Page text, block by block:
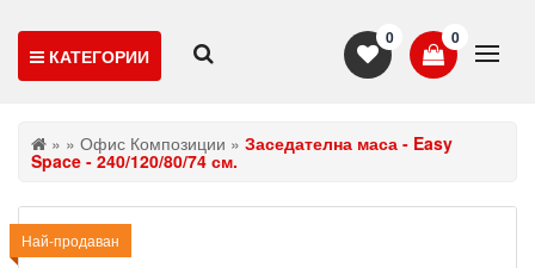
КАТЕГОРИИ
0
0
» » Офис Композиции » Заседателна маса - Easy
Space - 240/120/80/74 см.
Най-продаван